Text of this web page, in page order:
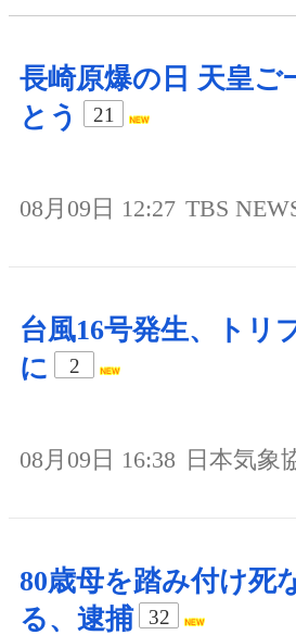
長崎原爆の日 天皇ご
とう
21
08月09日 12:27 TBS
台風16号発生、トリ
に
2
08月09日 16:38 日本気象
80歳母を踏み付け死
る、逮捕
32